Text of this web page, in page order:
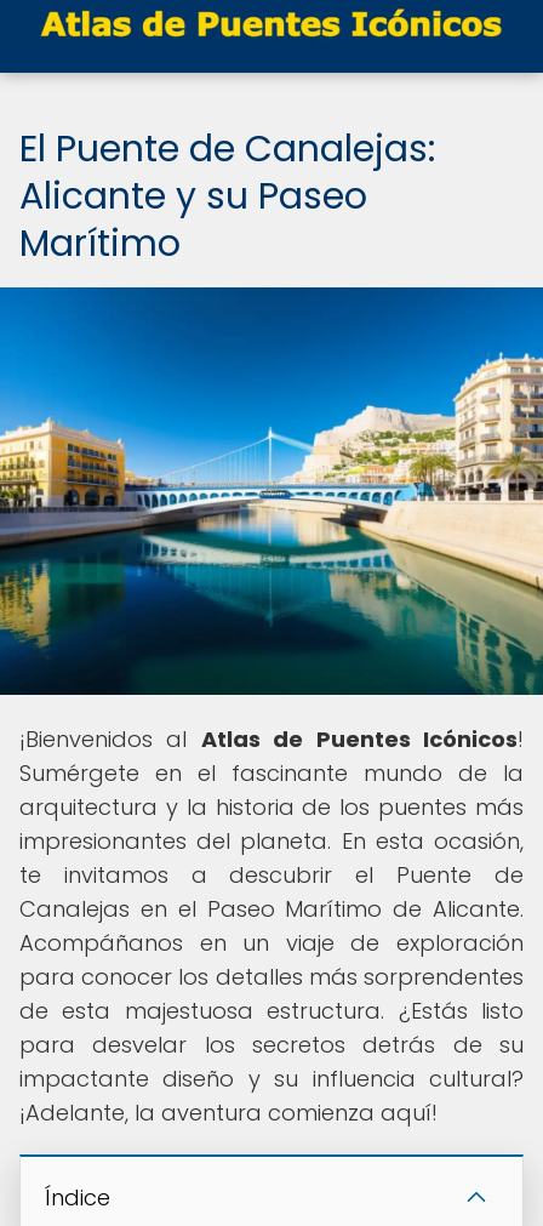
El Puente de Canalejas:
Alicante y su Paseo
Marítimo
¡Bienvenidos al Atlas de Puentes Icónicos!
Sumérgete en el fascinante mundo de la
arquitectura y la historia de los puentes más
impresionantes del planeta. En esta ocasión,
te invitamos a descubrir el Puente de
Canalejas en el Paseo Marítimo de Alicante.
Acompáñanos en un viaje de exploración
para conocer los detalles más sorprendentes
de esta majestuosa estructura. ¿Estás listo
para desvelar los secretos detrás de su
impactante diseño y su influencia cultural?
¡Adelante, la aventura comienza aquí!
Índice